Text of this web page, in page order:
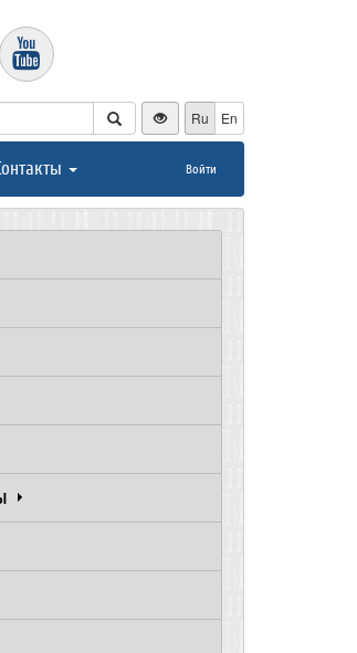
Ru En
Войти